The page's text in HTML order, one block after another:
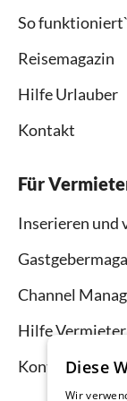
So
Reisemagazin
Hilfe Urlauber
Kontakt
Für
Inserieren und
Channel
Hilfe Vermieter
KontaktDiese
Wir